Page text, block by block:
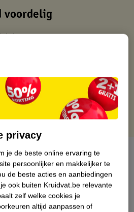
uur besteld, volgende dag in huis
50.00
kaart
privacy
je de beste online ervaring te
persoonlijker en makkelijker te
de beste acties en aanbiedingen
ook buiten Kruidvat.be relevante
zelf welke cookies je
altijd aanpassen of